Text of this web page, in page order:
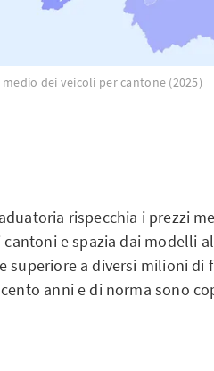
medio dei veicoli per cantone (2025)
rispecchia i prezzi
e spazia dai modelli
superiore a diversi milioni di
anni e di norma sono